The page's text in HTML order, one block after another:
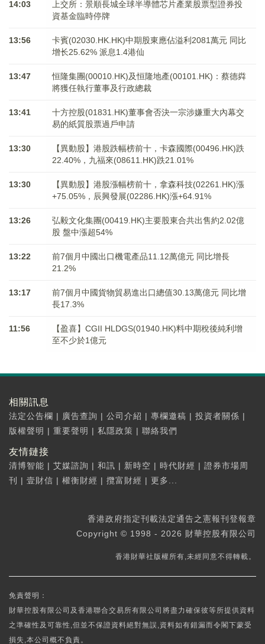
14:03
上交所：景順長城全球半導體芯片產業股票型證券投
資基金臨時停牌
13:56
卡賓(02030.HK.HK)中期股東應佔溢利2081萬元 同比
增长25.62% 派息1.4港仙
13:47
恒隆集團(00010.HK)及恒隆地產(00101.HK)：蔡德粦
將獲任執行董事及行政總裁
13:41
十方控股(01831.HK)董事會否決一宗涉嫌重大內幕交
易的紙質股票過戶申請
13:30
【異動股】港股跌幅榜前十，卡森國際(00496.HK)跌
22.40%，九福來(08611.HK)跌21.01%
13:30
【異動股】港股漲幅榜前十，拿森科技(02261.HK)漲
+75.05%，辰興發展(02286.HK)漲+64.91%
13:26
弘毅文化集團(00419.HK)主要股東合共出售約2.02億
股 盤中漲超54%
13:22
前7個月中國出口機電產品11.12萬億元 同比增長
21.2%
13:17
前7個月中國貨物貿易進出口總值30.13萬億元 同比增
長17.3%
11:56
【盈喜】CGII HLDGS(01940.HK)料中期稅後純利增
至不少於1億元
相關訊息
法定公告欄 | 廣告查詢 | 公司介紹 | 專欄邀稿 | 投資者關係 |
版權聲明 | 重要聲明 | 私隱政策 | 聯絡我們
友情鏈接
清博智能 | 艾媒諮詢 | 和訊 | 新時空 | 時代財經 | 證券市場周
刊
| 壹財信 | 權衡財經 | 攬富財經 | 更多...
香港政府指定刊載法定通告之憲報刊登報章
Copyright © 1998 - 2026 財華控股有限公司
香港財華社版權所有,未經同意不得轉載。
免責聲明：
財華控股有限公司及香港聯合交易所有限公司將盡力確保彼等所提供資料
之準確性及可靠性,但並不保證資料絕對無誤,資料如有錯漏而令閣下蒙受
損失,本公司概不負責。